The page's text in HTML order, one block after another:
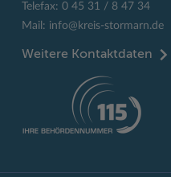
Telefax: 0 45 31 / 8 47 34
Mail: info@kreis-stormarn.de
Weitere Kontaktdaten